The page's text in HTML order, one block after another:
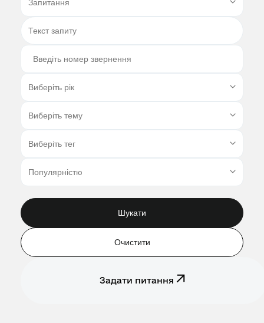
Шукати
Очистити
Задати питання